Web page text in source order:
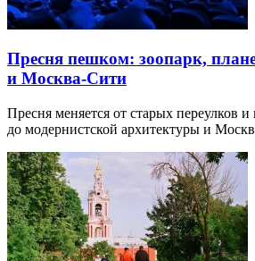
Пресня пешком: зоопарк,
и Москва-Сити
Пресня меняется от старых переулков
до модернистской архитектуры и